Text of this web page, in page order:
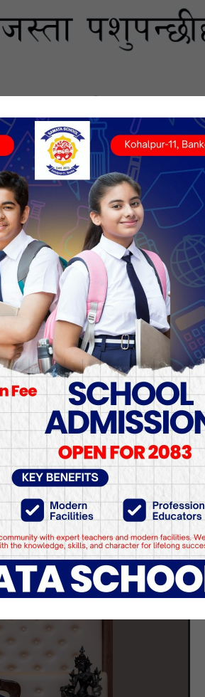
आफ्नै लागि
पर्सा जिल्लाको ठोरीमा पर्दछ ।
मात्र होइन दिल्लीमा पनि